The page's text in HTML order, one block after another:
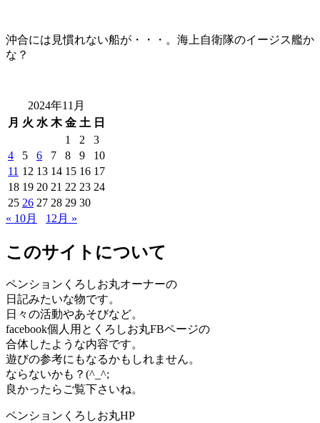
沖合には見慣れない船が・・・。海上自衛隊のイージス艦か
な？
2024年11月
月 火 水 木 金 土 日
1
2
3
4
5 6 7 8 9
10
11 12 13 14 15 16 17
18 19 20 21 22 23 24
25 26 27 28 29 30
« 10月
12月 »
このサイトについて
ペンションくろしお丸オーナーの
日記みたいな物です。
日々の活動やあそびなど。
facebook個人用とくろしお丸FBページの
合体したような内容です。
遊びの参考にもなるかもしれません。
ならないかも？(^_^;
良かったらご覧下さいね。
ペンションくろしお丸HP